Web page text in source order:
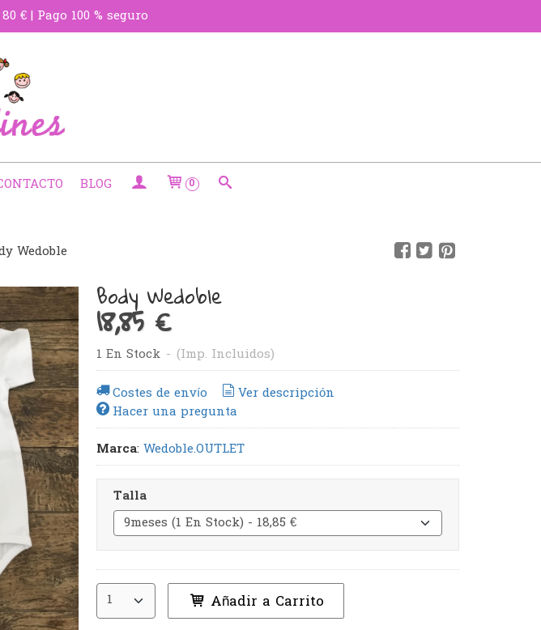
€ | Pago 100 % seguro
BLOG 0
Wedoble
Body Wedoble
18,85 €
1 En Stock - (Imp. Incluidos)
Costes de envío
Ver descripción
Hacer una pregunta
Marca: Wedoble.OUTLET
Talla
Añadir a Carrito